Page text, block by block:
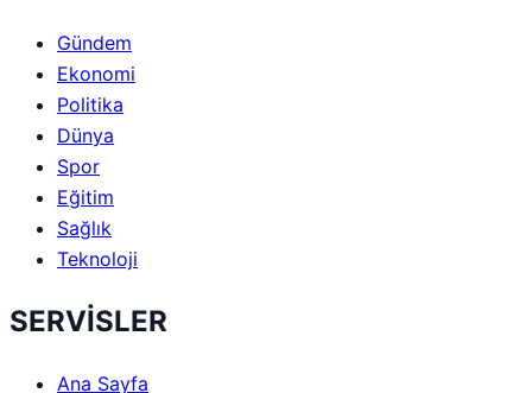
Gündem
Ekonomi
Politika
Dünya
Spor
Eğitim
Sağlık
Teknoloji
SERVİSLER
Ana Sayfa